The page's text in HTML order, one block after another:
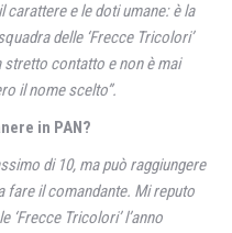
e le doti umane: è la
delle ‘Frecce Tricolori’
stretto contatto e non è mai
il nome scelto”.
in PAN?
di 10, ma può raggiungere
fare il comandante. Mi reputo
Tricolori’ l’anno